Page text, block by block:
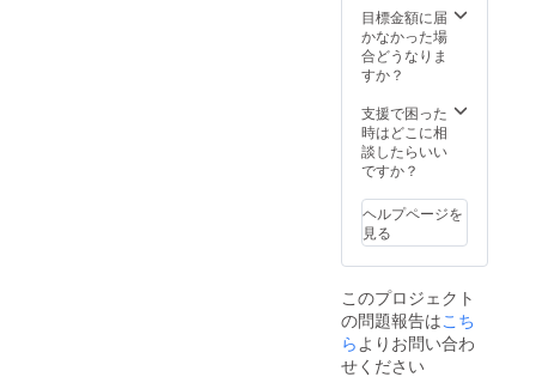
い
い
ジナル
カード
（黒鍵
のかた
覚える
ための
カー
ド） ＊
zoomオ
ンライ
ンによ
るレッ
容相談
アドバ
イス６
０分５
回 ♪
目標金額に届
かなかった場
合どうなりま
すか？
支援で困った
時はどこに相
談したらいい
ですか？
ヘルプページを
見る
このプロジェクト
の問題報告はこち
ら よりお問い合わ
せください